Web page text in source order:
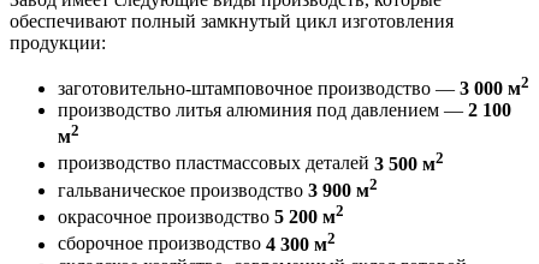
обеспечивают полный замкнутый цикл изготовления
продукции:
заготовительно-штамповочное производство — 3 000 м2
производство литья алюминия под давлением — 2 100
м2
производство пластмассовых деталей 3 500 м2
гальваническое производство 3 900 м2
окрасочное производство 5 200 м2
сборочное производство 4 300 м2